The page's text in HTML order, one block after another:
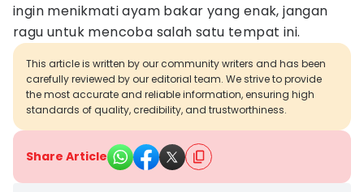
ingin menikmati ayam bakar yang enak, jangan
ragu untuk mencoba salah satu tempat ini.
This article is written by our community writers and has been
carefully reviewed by our editorial team. We strive to provide
the most accurate and reliable information, ensuring high
standards of quality, credibility, and trustworthiness.
Share Article